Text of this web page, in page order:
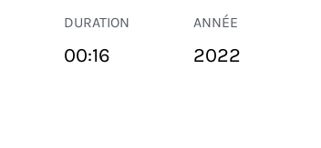
DURATION
00:16
ANNÉE
2022